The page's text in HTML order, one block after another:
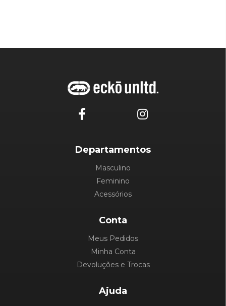
Departamentos
Masculino
Feminino
Acessórios
Conta
Meus Pedidos
Minha Conta
Devoluções e Trocas
Ajuda